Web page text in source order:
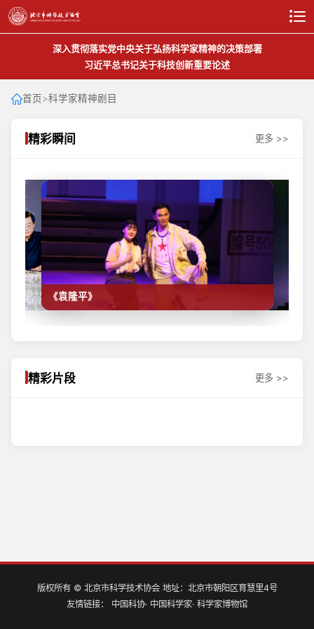
深入贯彻落实党中央关于弘扬科学家精神的决策部署
习近平总书记关于科技创新重要论述
首页>科学家精神剧目
精彩瞬间 更多 >>
《袁隆平》
精彩片段
更多 >>
台前幕后：舞台剧《梁希》深情展演 再现林业先驱的报国
版权所有 © 北京市科学技术协会 地址：北京市朝阳区育慧里4号
友情链接： 中国科协· 中国科学家· 科学家博物馆